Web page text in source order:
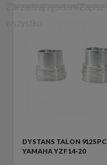
DYSTANS TALON 912SPC
YAMAHA YZF 14-20
Zarządzaj zgodami